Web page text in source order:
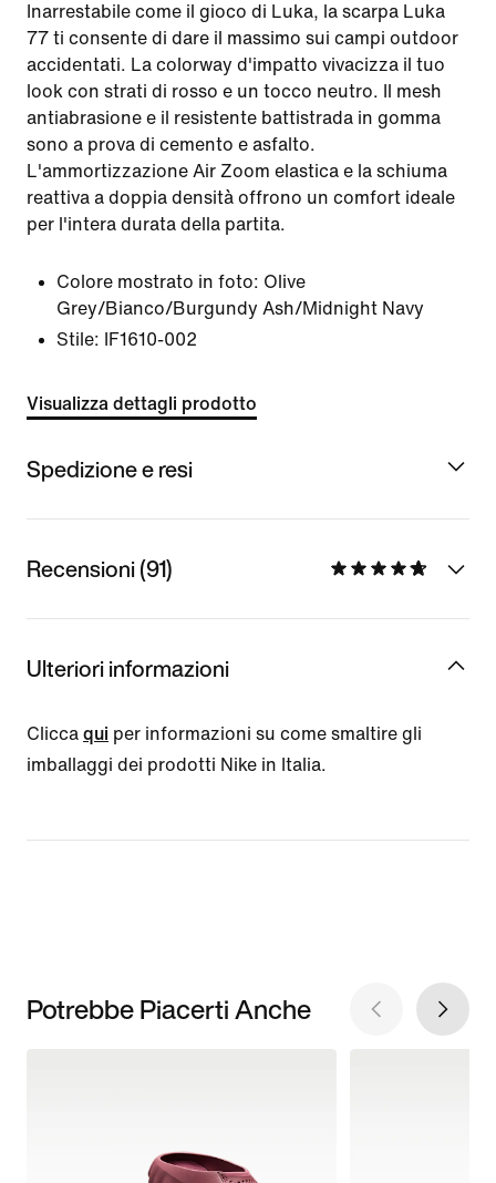
Inarrestabile come il gioco di Luka, la scarpa Luka
77 ti consente di dare il massimo sui campi outdoor
accidentati. La colorway d'impatto vivacizza il tuo
look con strati di rosso e un tocco neutro. Il mesh
antiabrasione e il resistente battistrada in gomma
sono a prova di cemento e asfalto.
L'ammortizzazione Air Zoom elastica e la schiuma
reattiva a doppia densità offrono un comfort ideale
per l'intera durata della partita.
Colore mostrato in foto: Olive
Grey/Bianco/Burgundy Ash/Midnight Navy
Stile:
IF1610-002
Visualizza dettagli prodotto
Spedizione e resi
Recensioni (91)
Ulteriori informazioni
Clicca qui per informazioni su come smaltire gli
imballaggi dei prodotti Nike in Italia.
Potrebbe Piacerti Anche